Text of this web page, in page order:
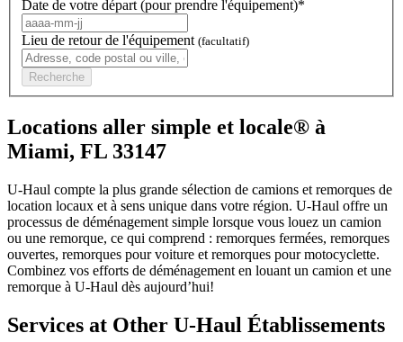
Date de votre départ (pour prendre l'équipement)*
Lieu de retour de l'équipement (facultatif)
Recherche
Locations aller simple et locale® à
Miami, FL 33147
U-Haul compte la plus grande sélection de camions et remorques de
location locaux et à sens unique dans votre région. U-Haul offre un
processus de déménagement simple lorsque vous louez un camion
ou une remorque, ce qui comprend : remorques fermées, remorques
ouvertes, remorques pour voiture et remorques pour motocyclette.
Combinez vos efforts de déménagement en louant un camion et une
remorque à U-Haul dès aujourd’hui!
Services at Other U-Haul Établissements